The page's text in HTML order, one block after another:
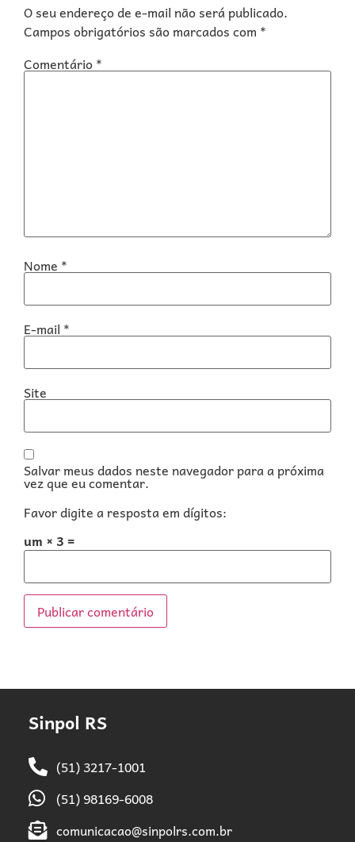
O seu endereço de e-mail não será publicado.
Campos obrigatórios são marcados com *
Comentário*
Nome *
E-mail *
Site
Salvar meus dados neste navegador para a próxima
vez que eu comentar.
Favor digite a resposta em dígitos:
um × 3 =
Sinpol RS
(51) 3217-1001
(51) 98169-6008
comunicacao@sinpolrs.com.br